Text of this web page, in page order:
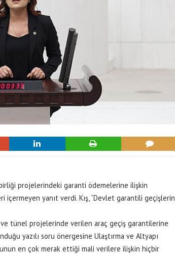
projelerindeki garanti ödemelerine ilişkin
içermeyen yanıt verdi. Kış, “Devlet garantili geçişlerin
ve tünel projelerinde verilen araç geçiş garantilerine
yazılı soru önergesine Ulaştırma ve Altyapı
en çok merak ettiği mali verilere ilişkin hiçbir